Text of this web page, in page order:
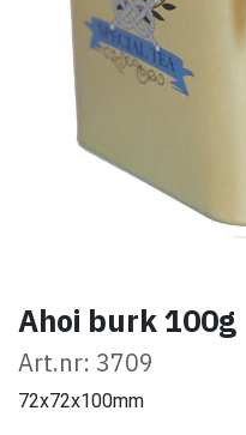
Ahoi burk 100g
Art.nr: 3709
72x72x100mm